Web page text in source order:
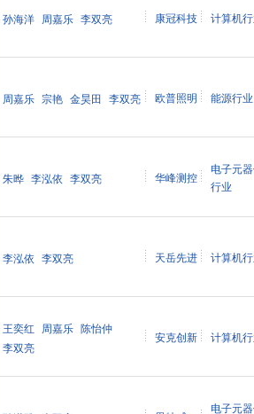
孙海洋 周嘉乐 李双亮 康冠科技 计算机
周嘉乐 宗艳 金昊田 李双亮 欧普照明 能源行业
朱晔 李泓依 李双亮 华峰测控
电子元
行业
李泓依 李双亮 天岳先进 计算机
王奕红 周嘉乐
陈怡仲
李双亮
安克创新 计算机
电子元